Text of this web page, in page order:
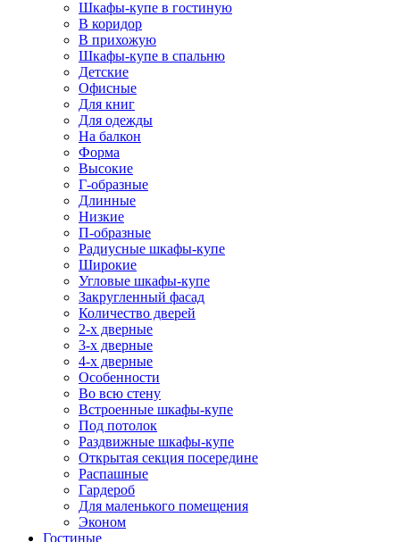
Шкафы-купе в гостиную
В коридор
В прихожую
Шкафы-купе в спальню
Детские
Офисные
Для книг
Для одежды
На балкон
Форма
Высокие
Г-образные
Длинные
Низкие
П-образные
Радиусные шкафы-купе
Широкие
Угловые шкафы-купе
Закругленный фасад
Количество дверей
2-х дверные
3-х дверные
4-х дверные
Особенности
Во всю стену
Встроенные шкафы-купе
Под потолок
Раздвижные шкафы-купе
Открытая секция посередине
Распашные
Гардероб
Для маленького помещения
Эконом
Гостиные